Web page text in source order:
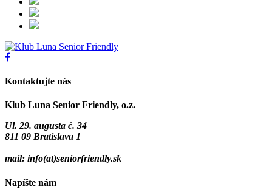
Kontaktujte nás
Klub Luna Senior Friendly, o.z.
Ul. 29. augusta č. 34
811 09 Bratislava 1
mail: info(at)seniorfriendly.sk
Napíšte nám